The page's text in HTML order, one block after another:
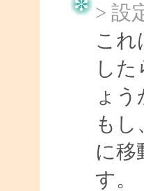
> 設
これ
し
ょう
も
に移
す。